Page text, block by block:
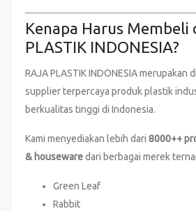
Kenapa Harus Membeli
PLASTIK INDONESIA?
RAJA PLASTIK INDONESIA merupakan
supplier terpercaya produk plastik
berkualitas tinggi di Indonesia.
Kami menyediakan lebih dari 8000++
& housewaredari berbagai merek
Green Leaf
Rabbit